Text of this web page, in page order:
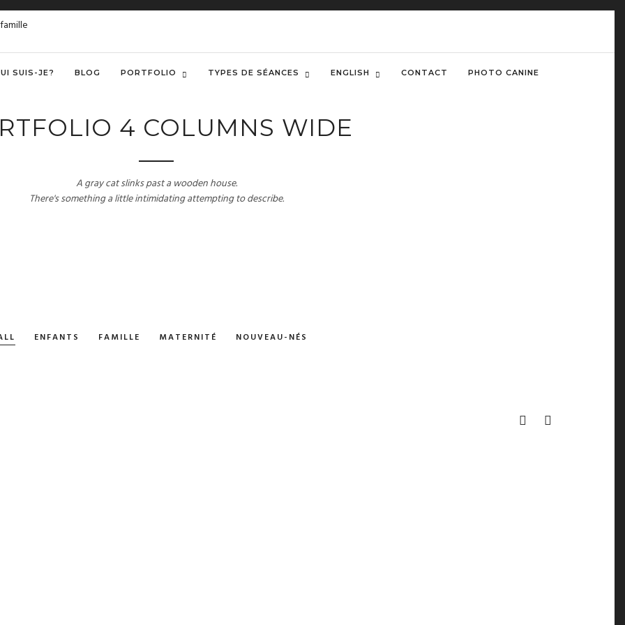
SUIS-JE? BLOG PORTFOLIO TYPES DE SÉANCES ENGLISH CONTACT PHOTO CANINE
4 COLUMNS WIDE
A gray cat slinks past a wooden house.
There's something a little intimidating attempting to describe.
ENFANTS FAMILLE MATERNITÉ NOUVEAU-NÉS